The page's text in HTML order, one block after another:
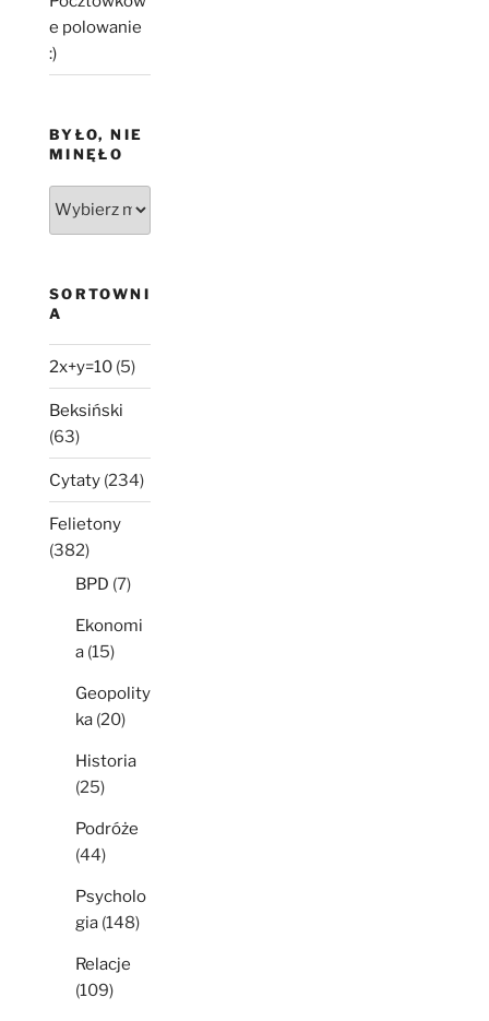
e polowanie
:)
BYŁO, NIE
MINĘŁO
SORTOWNI
A
2x+y=10 (5)
Beksiński
(63)
Cytaty (234)
Felietony
(382)
BPD (7)
Ekonomi
a (15)
Geopolity
ka (20)
Historia
(25)
Podróże
(44)
Psycholo
gia (148)
Relacje
(109)